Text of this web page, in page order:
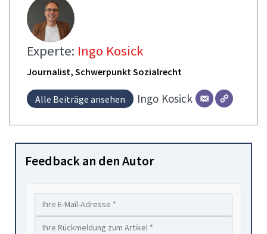
Experte: Ingo Kosick
Journalist, Schwerpunkt Sozialrecht
Alle Beiträge ansehen Ingo Kosick
Feedback an den Autor